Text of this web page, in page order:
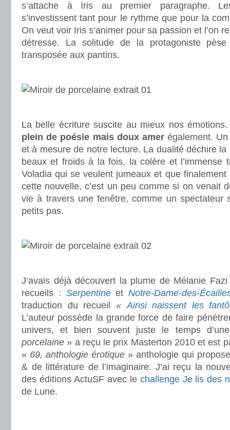
s’attache à Iris au premier paragraphe.
s’investissent tant pour le rythme que pour la
On veut voir Iris s’animer pour sa passion et l’on
détresse. La solitude de la protagoniste
transposée aux pantins.
La belle écriture suscite au mieux nos
plein de poésie mais doux amerégalement. Un
et à mesure de notre lecture. La dualité déchire
beaux et froids à la fois, la colère et l’immense
Voladia qui se veulent jumeaux et que
cette nouvelle, c’est un peu comme si on venait
vie à travers une fenêtre, comme un spectateur
petits pas.
J’avais déjà découvert la plume de Mélanie
recueils : Serpentineet Notre-Dame-des-
traduction du recueil «Ainsi naissent les
L’auteur possède la grande force de faire
univers, et bien souvent juste le temps
porcelaine » a reçu le prix Masterton 2010 et est
« 69, anthologie érotique » anthologie qui
& de littérature de l’imaginaire. J’ai reçu la
des éditions ActuSF avec le challenge Je lis des
de Lune.